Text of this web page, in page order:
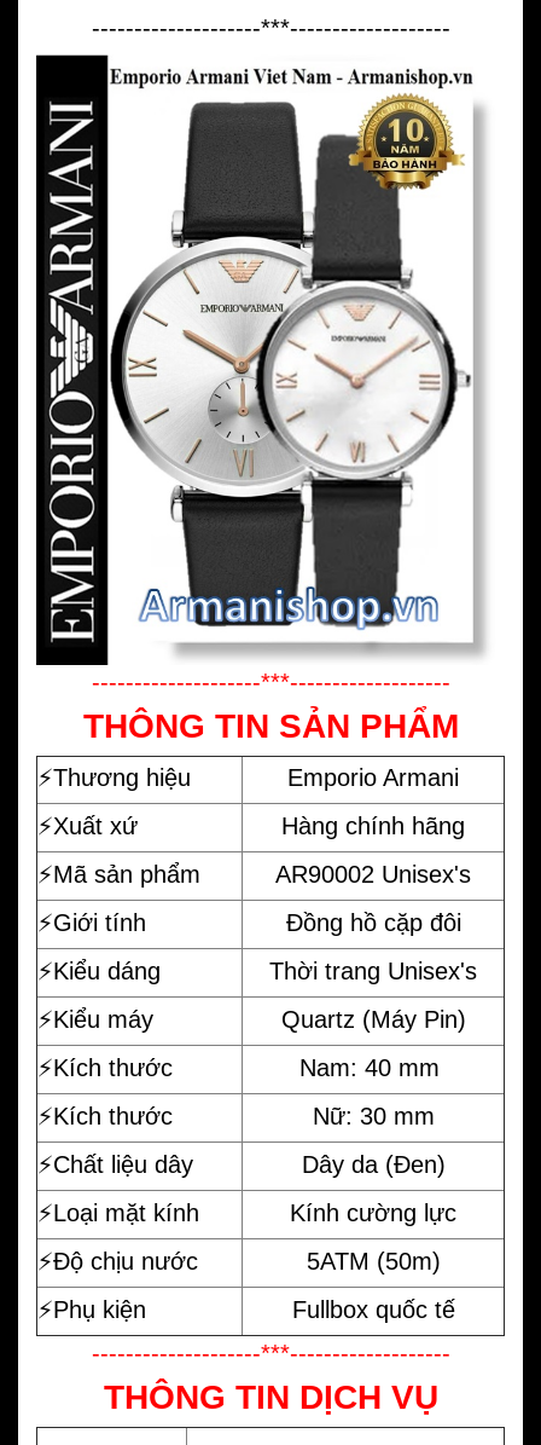
--------------------***-------------------
--------------------***-------------------
THÔNG TIN SẢN PHẨM
⚡️Thương hiệu
Emporio Armani
⚡️Xuất xứ
Hàng chính hãng
⚡️Mã sản phẩm
AR90002 Unisex's
⚡️Giới tính
Đồng hồ cặp đôi
⚡️Kiểu dáng
Thời trang Unisex's
⚡️Kiểu máy
Quartz (Máy Pin)
⚡️Kích thước
Nam: 40 mm
⚡️Kích thước
Nữ: 30 mm
⚡️Chất liệu dây
Dây da (Đen)
⚡️Loại mặt kính
Kính cường lực
⚡️Độ chịu nước
5ATM (50m)
⚡️Phụ kiện
Fullbox quốc tế
--------------------***-------------------
THÔNG TIN DỊCH VỤ